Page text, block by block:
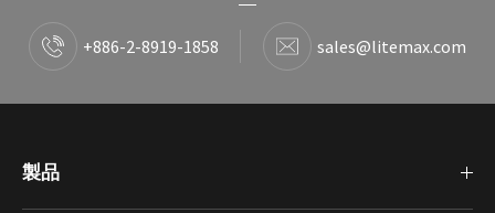
+886-2-8919-1858 sales@litemax.com
製品